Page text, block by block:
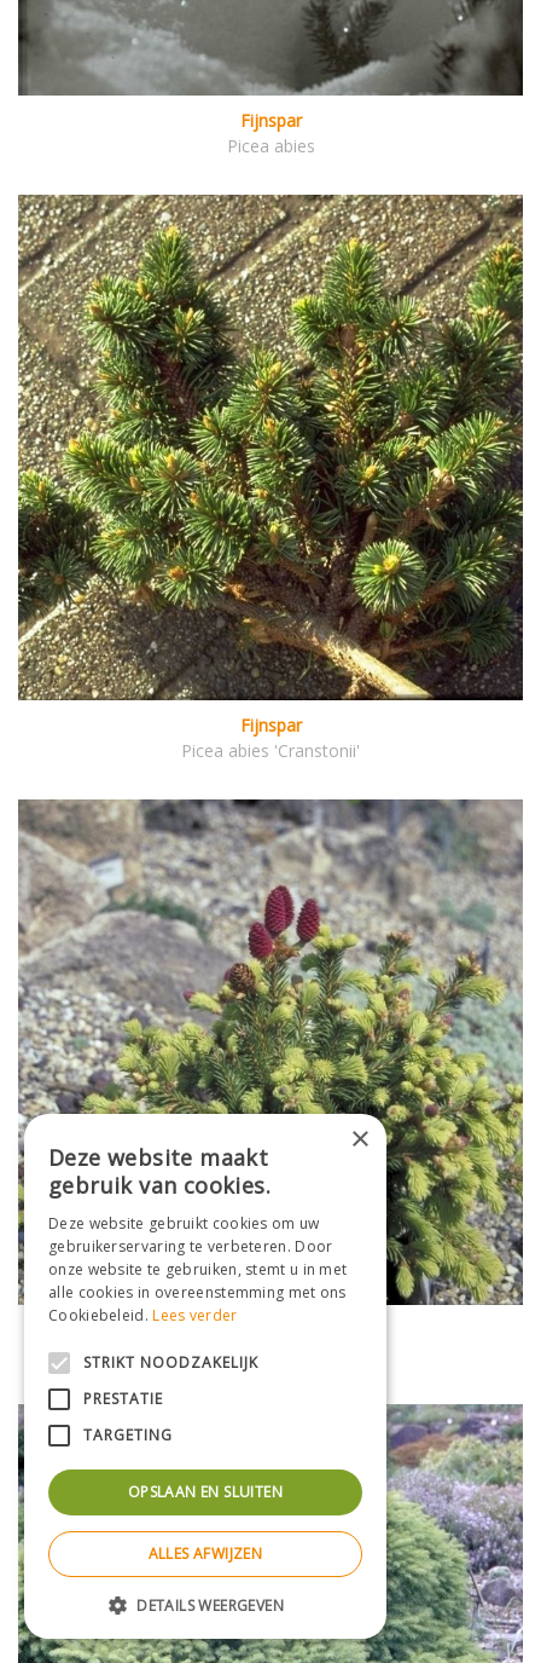
Fijnspar
Picea abies
Fijnspar
Picea abies 'Cranstonii'
Picea abies 'Pusch'
×
Deze website maakt
gebruik van cookies.
Deze website gebruikt cookies om uw
gebruikerservaring te verbeteren. Door
onze website te gebruiken, stemt u in met
alle cookies in overeenstemming met ons
Cookiebeleid.Lees verder
STRIKT NOODZAKELIJK
PRESTATIE
TARGETING
OPSLAAN EN SLUITEN
ALLES AFWIJZEN
DETAILS WEERGEVEN